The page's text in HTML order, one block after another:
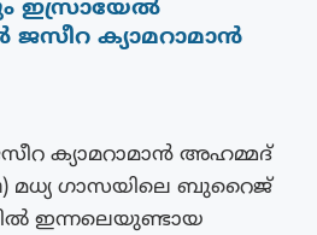
ഇസ്രായേൽ
ക്യാമറാമാൻ
ക്യാമറാമാൻ അഹമ്മദ്
മധ്യ ഗാസയിലെ ബുറൈജ്
ഇന്നലെയുണ്ടായ